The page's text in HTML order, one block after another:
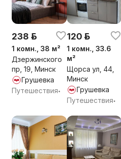
238 р.
1 комн., 38 м²
Дзержинского
пр, 19, Минск
Грушевка
Путешествия•
120 р.
1 комн., 33.6
м²
Щорса ул, 44,
Минск
Грушевка
Путешествия•